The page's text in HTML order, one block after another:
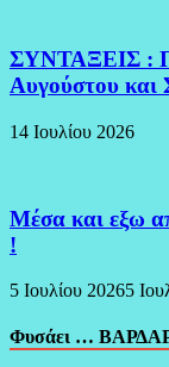
ΣΥΝΤΑΞΕΙΣ :
Αυγούστου και
14 Ιουλίου 2026
Μέσα και εξω
!
5 Ιουλίου 20265
Φυσάει …